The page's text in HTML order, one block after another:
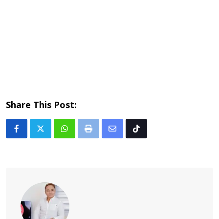
Share This Post:
Whatsapp
Print
Share Tiktok